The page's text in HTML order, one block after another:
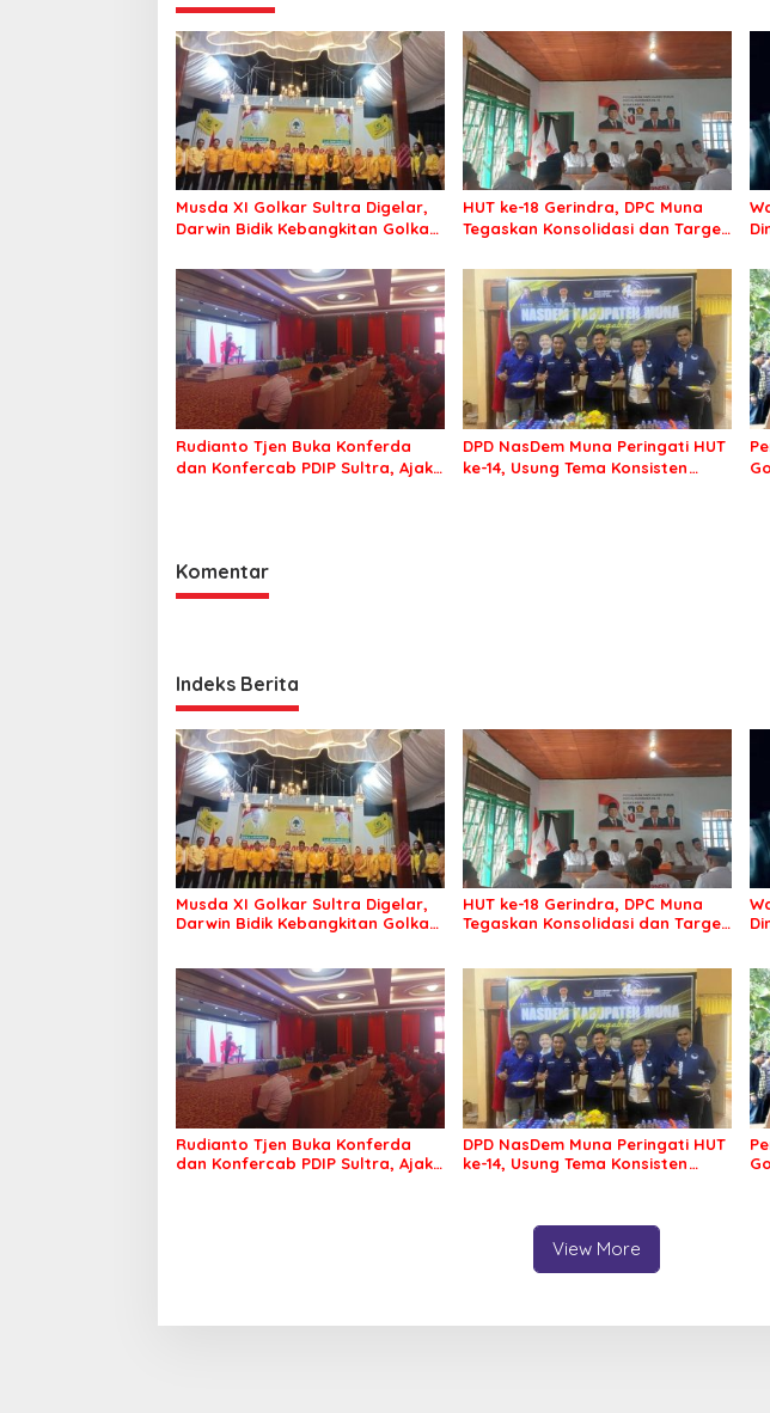
Musda XI Golkar Sultra Digelar,
Darwin Bidik Kebangkitan Golkar
HUT ke-18 Gerindra, DPC Muna
Tegaskan Konsolidasi dan Target
Rudianto Tjen Buka Konferda
dan Konfercab PDIP Sultra, Ajak
DPD NasDem Muna Peringati HUT
ke-14, Usung Tema Konsisten
Komentar
Indeks Berita
Musda XI Golkar Sultra Digelar,
Darwin Bidik Kebangkitan Golkar
HUT ke-18 Gerindra, DPC Muna
Tegaskan Konsolidasi dan Target
Rudianto Tjen Buka Konferda
dan Konfercab PDIP Sultra, Ajak
DPD NasDem Muna Peringati HUT
ke-14, Usung Tema Konsisten
View More